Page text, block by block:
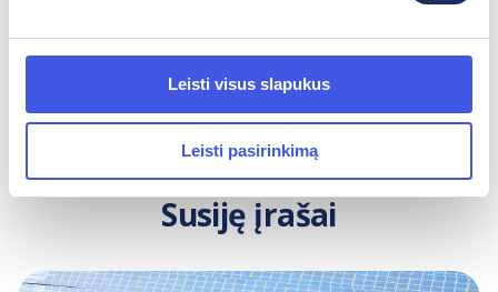
Leisti visus slapukus
Leisti pasirinkimą
Susiję įrašai